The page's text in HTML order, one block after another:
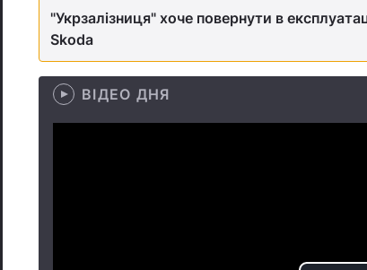
"Укрзалізниця" хоче повернути в
Skoda
ВІДЕО ДНЯ